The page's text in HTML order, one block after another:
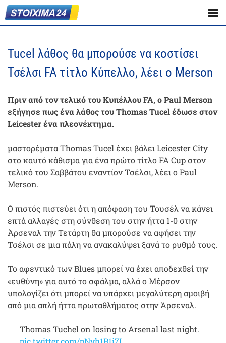
Tucel λάθος θα μπορούσε να κοστίσει
Τσέλσι FA τίτλο Κύπελλο, λέει ο Merson
Πριν από τον τελικό του Κυπέλλου FA, ο Paul Merson
εξήγησε πως ένα λάθος του Thomas Tucel έδωσε στον
Leicester ένα πλεονέκτημα.
μαστορέματα Thomas Tucel έχει βάλει Leicester City
στο καυτό κάθισμα για ένα πρώτο τίτλο FA Cup στον
τελικό του Σαββάτου εναντίον Τσέλσι, λέει ο Paul
Merson.
Ο πιστός πιστεύει ότι η απόφαση του Τουσέλ να κάνει
επτά αλλαγές στη σύνθεση του στην ήττα 1-0 στην
Άρσεναλ την Τετάρτη θα μπορούσε να αφήσει την
Τσέλσι σε μια πάλη να ανακαλύψει ξανά το ρυθμό τους.
Το αφεντικό των Blues μπορεί να έχει αποδεχθεί την
«ευθύνη» για αυτό το σφάλμα, αλλά ο Μέρσον
υπολογίζει ότι μπορεί να υπάρχει μεγαλύτερη αμοιβή
από μια απλή ήττα πρωταθλήματος στην Άρσεναλ.
Thomas Tuchel on losing to Arsenal last night.